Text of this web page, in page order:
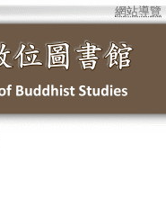
網站導覽